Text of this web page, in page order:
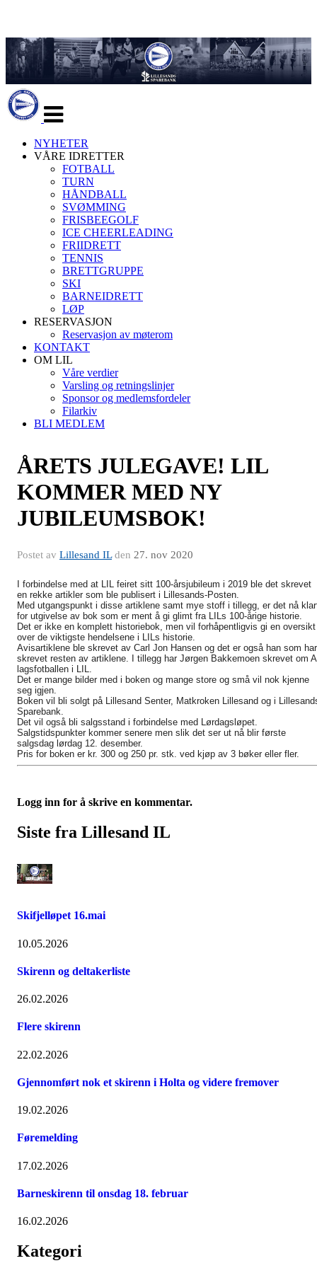
navigasjon
NYHETER
VÅRE IDRETTER
FOTBALL
TURN
HÅNDBALL
SVØMMING
FRISBEEGOLF
ICE CHEERLEADING
FRIIDRETT
TENNIS
BRETTGRUPPE
SKI
BARNEIDRETT
LØP
RESERVASJON
Reservasjon av møterom
KONTAKT
OM LIL
Våre verdier
Varsling og retningslinjer
Sponsor og medlemsfordeler
Filarkiv
BLI MEDLEM
ÅRETS JULEGAVE! LIL
KOMMER MED NY
JUBILEUMSBOK!
Postet av Lillesand ILden 27. nov 2020
I forbindelse med at LIL feiret sitt 100-årsjubileum i 2019 ble det skrevet
en rekke artikler som ble publisert i Lillesands-Posten.
Med utgangspunkt i disse artiklene samt mye stoff i tillegg, er det nå
for utgivelse av bok som er ment å gi glimt fra LILs 100-årige historie.
Det er ikke en komplett historiebok, men vil forhåpentligvis gi en oversikt
over de viktigste hendelsene i LILs historie.
Avisartiklene ble skrevet av Carl Jon Hansen og det er også han som har
skrevet resten av artiklene. I tillegg har Jørgen Bakkemoen skrevet om
lagsfotballen i LIL.
Det er mange bilder med i boken og mange store og små vil nok kjenne
seg igjen.
Boken vil bli solgt på Lillesand Senter, Matkroken Lillesand og i
Sparebank.
Det vil også bli salgsstand i forbindelse med Lørdagsløpet.
Salgstidspunkter kommer senere men slik det ser ut nå blir første
salgsdag lørdag 12. desember.
Pris for boken er kr. 300 og 250 pr. stk. ved kjøp av 3 bøker eller fler.
Logg inn for å skrive en kommentar.
Siste fra Lillesand IL
Skifjelløpet 16.mai
10.05.2026
Skirenn og deltakerliste
26.02.2026
Flere skirenn
22.02.2026
Gjennomført nok et skirenn i Holta og videre fremover
19.02.2026
Føremelding
17.02.2026
Barneskirenn til onsdag 18. februar
16.02.2026
Kategori